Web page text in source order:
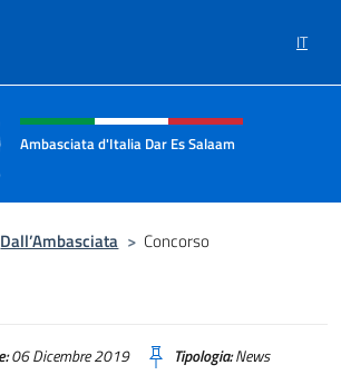
IT
sito, social e menù
Ambasciata d'Italia Dar Es Salaam
Dall’Ambasciata > Concorso
06 Dicembre 2019 Tipologia:News